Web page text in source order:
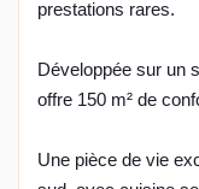
prestations rares.
Développée sur un
offre 150 m² de
Une pièce de vie